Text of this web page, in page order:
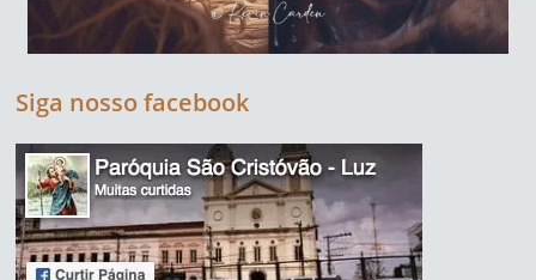
Siga nosso facebook